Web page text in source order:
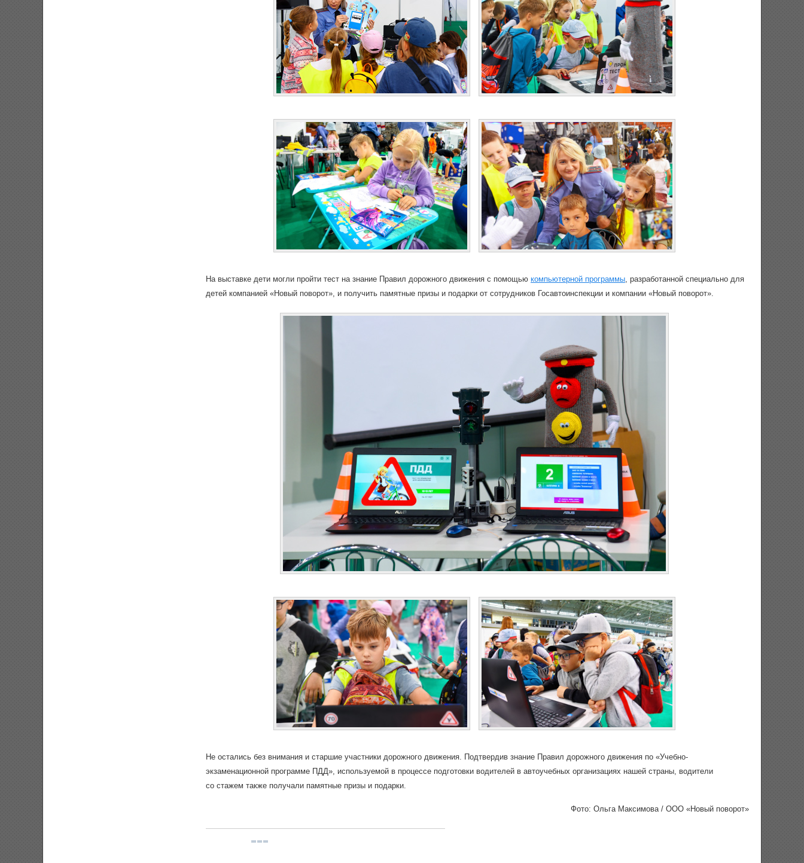
На выставке дети могли пройти тест на знание Правил дорожного движения с помощью компьютерной программы, разработанной специально для
детей компанией «Новый поворот», и получить памятные призы и подарки от сотрудников Госавтоинспекции и компании «Новый поворот».
Не остались без внимания и старшие участники дорожного движения. Подтвердив знание Правил дорожного движения по «Учебно-
экзаменационной программе ПДД», используемой в процессе подготовки водителей в автоучебных организациях нашей страны, водители
со стажем также получали памятные призы и подарки.
Фото: Ольга Максимова / ООО «Новый поворот»